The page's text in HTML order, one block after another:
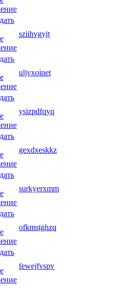
sziihvgyjt
uljvxoinet
ysizpdfqyq
gexdxeskkz
surkyerxmm
ofkmstghzq
fewejfvspv